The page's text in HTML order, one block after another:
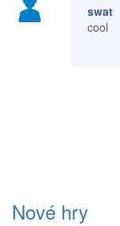
swat
cool
Nové hry